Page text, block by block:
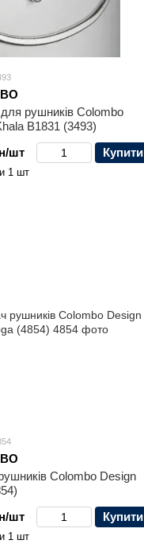
рушників Colombo
B1831 (3493)
шт
Купити
1 шт
Colombo Design
шт
Купити
1 шт